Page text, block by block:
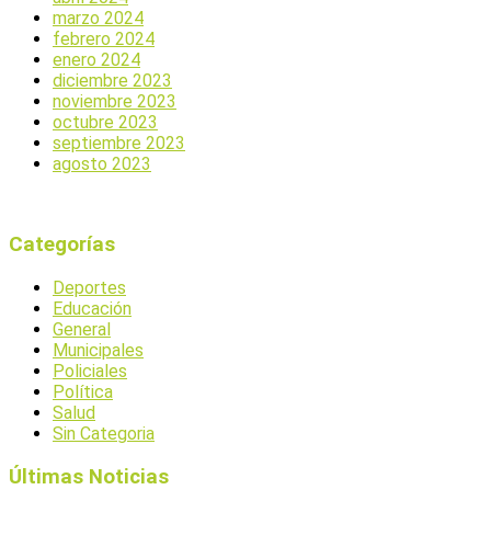
marzo 2024
febrero 2024
enero 2024
diciembre 2023
noviembre 2023
octubre 2023
septiembre 2023
agosto 2023
Categorías
Deportes
Educación
General
Municipales
Policiales
Política
Salud
Sin Categoria
Últimas Noticias